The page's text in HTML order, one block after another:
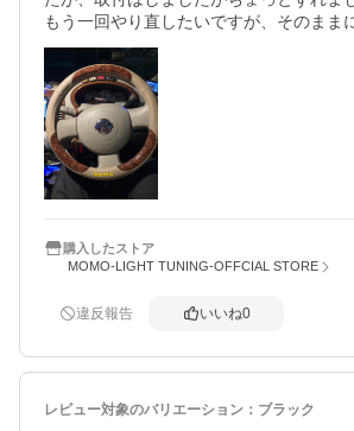
もう一回やり直したいですが、そのまま
購入したストア
MOMO-LIGHT TUNING-OFFCIAL STORE
違反報告 いいね0
レビュー対象のバリエーション： ブラック